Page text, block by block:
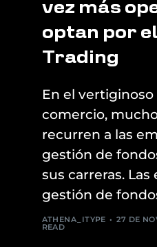
vez más
optan por
Trading
En el
comercio,
recurren a las
gestión de
sus carreras.
gestión de
ATHENA_ITYPE 27 DE
READ